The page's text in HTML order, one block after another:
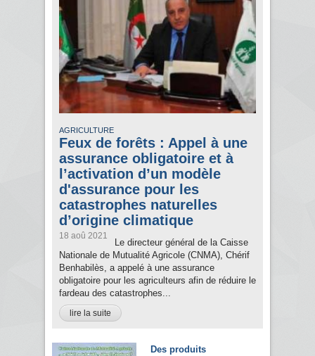
AGRICULTURE
Feux de forêts : Appel à une
assurance obligatoire et à
l’activation d’un modèle
d'assurance pour les
catastrophes naturelles
d’origine climatique
18 aoû 2021
Le directeur général de la Caisse
Nationale de Mutualité Agricole (CNMA), Chérif
Benhabilès, a appelé à une assurance
obligatoire pour les agriculteurs afin de réduire le
fardeau des catastrophes...
lire la suite
Des produits